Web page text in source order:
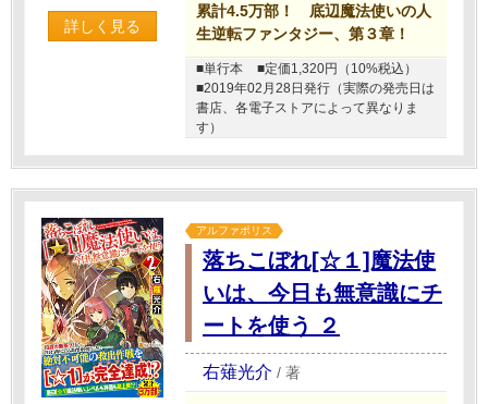
詳しく見る
累計4.5万部！ 底辺魔法使いの人
生逆転ファンタジー、第３章！
■単行本
■定価1,320円（10%税込）
■2019年02月28日発行（実際の発売日は
書店、各電子ストアによって異なりま
す）
アルファポリス
落ちこぼれ[☆１]魔法使
いは、今日も無意識にチ
ートを使う ２
右薙光介 / 著